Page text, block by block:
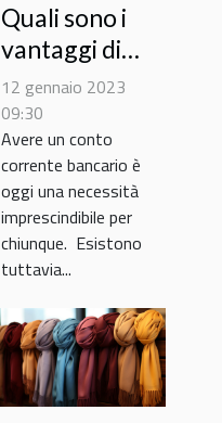
Quali sono i
vantaggi di
una carta
bancaria per
adolescenti
per vostro
figlio ?
12 gennaio 2023
09:30
Avere un conto
corrente bancario è
oggi una necessità
imprescindibile per
chiunque. Esistono
tuttavia...